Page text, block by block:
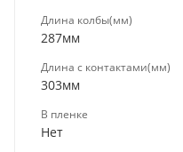
Длина колбы(мм)
287мм
Длина с контактами(мм)
303мм
В пленке
Нет